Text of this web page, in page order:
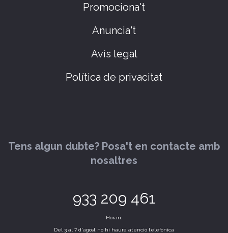
Promociona't
Anuncia't
Avís legal
Política de privacitat
Tens algun dubte? Posa't en contacte amb
nosaltres
933 209 461
Horari:
Del 3 al 7 d'agost no hi haura atenció telefònica